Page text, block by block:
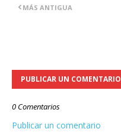
MÁS ANTIGUA
PUBLICAR UN COMENTARIO
0 Comentarios
Publicar un comentario